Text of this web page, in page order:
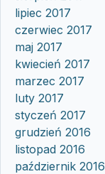
lipiec 2017
czerwiec 2017
maj 2017
kwiecień 2017
marzec 2017
luty 2017
styczeń 2017
grudzień 2016
listopad 2016
październik 2016